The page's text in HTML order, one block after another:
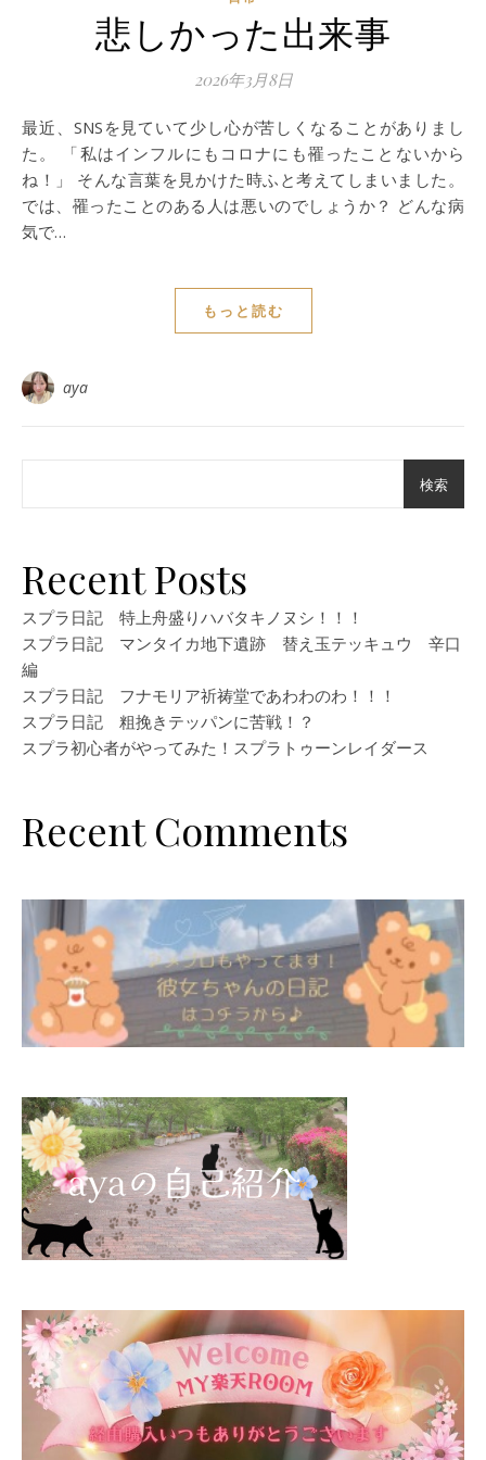
悲しかった出来事
2026年3月8日
最近、SNSを見ていて少し心が苦しくなることがありまし
た。 「私はインフルにもコロナにも罹ったことないから
ね！」 そんな言葉を見かけた時ふと考えてしまいました。
では、罹ったことのある人は悪いのでしょうか？ どんな病
気で…
もっと読む
aya
検索
Recent Posts
スプラ日記 特上舟盛りハバタキノヌシ！！！
スプラ日記 マンタイカ地下遺跡 替え玉テッキュウ 辛口
編
スプラ日記 フナモリア祈祷堂であわわのわ！！！
スプラ日記 粗挽きテッパンに苦戦！？
スプラ初心者がやってみた！スプラトゥーンレイダース
Recent Comments